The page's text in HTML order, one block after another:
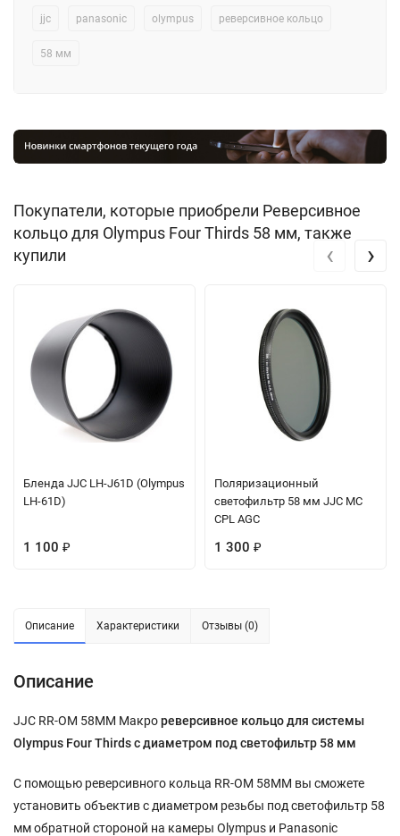
jjc panasonic olympus реверсивное кольцо
58 мм
Покупатели, которые приобрели Реверсивное
кольцо для Olympus Four Thirds 58 мм, также
купили
Бленда JJC LH-J61D (Olympus
LH-61D)
1 100 ₽
Поляризационный
светофильтр 58 мм JJC MC
CPL AGC
1 300 ₽
‹ ›
Описание Характеристики Отзывы (0)
Описание
JJC RR-OM 58MM Макрореверсивное кольцо для системы
Olympus Four Thirds с диаметром под светофильтр 58 мм
С помощью реверсивного кольца RR-OM 58MM вы сможете
установить объектив с диаметром резьбы под светофильтр 58
мм обратной стороной на камеры Olympus и Panasonic